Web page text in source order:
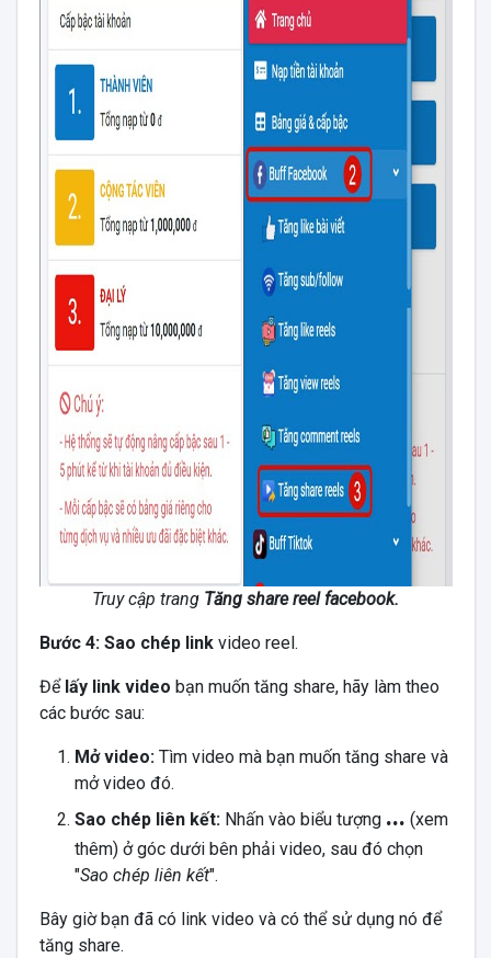
Truy cập trang Tăng share reel facebook.
Bước 4: Sao chép linkvideo reel.
Để lấy link video bạn muốn tăng share, hãy làm theo
các bước sau:
Mở video:Tìm video mà bạn muốn tăng share và
mở video đó.
Sao chép liên kết:Nhấn vào biểu tượng ... (xem
thêm) ở góc dưới bên phải video, sau đó chọn
"Sao chép liên kết".
Bây giờ bạn đã có link video và có thể sử dụng nó để
tăng share.